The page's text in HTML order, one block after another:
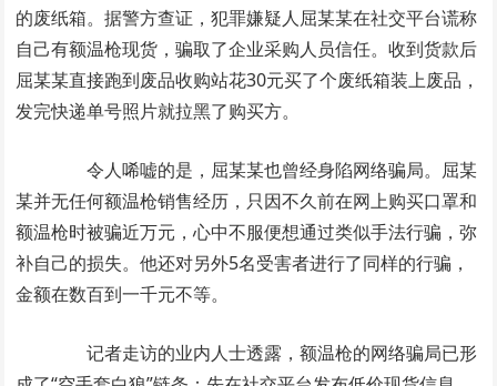
的废纸箱。据警方查证，犯罪嫌疑人屈某某在社交平台谎称
自己有额温枪现货，骗取了企业采购人员信任。收到货款后
屈某某直接跑到废品收购站花30元买了个废纸箱装上废品，
发完快递单号照片就拉黑了购买方。
令人唏嘘的是，屈某某也曾经身陷网络骗局。屈某
某并无任何额温枪销售经历，只因不久前在网上购买口罩和
额温枪时被骗近万元，心中不服便想通过类似手法行骗，弥
补自己的损失。他还对另外5名受害者进行了同样的行骗，
金额在数百到一千元不等。
记者走访的业内人士透露，额温枪的网络骗局已形